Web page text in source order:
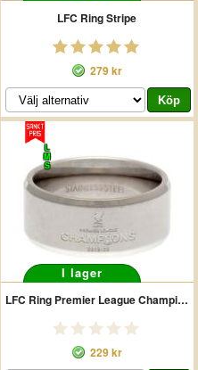
LFC Ring Stripe
279 kr
L
M
S
I lager
LFC Ring Premier League Champions
229 kr